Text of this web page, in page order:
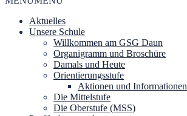
Aktuelles
Unsere Schule
Willkommen am GSG Daun
Organigramm und Broschüre
Damals und Heute
Orientierungsstufe
Aktionen und Informationen
Die Mittelstufe
Die Oberstufe (MSS)